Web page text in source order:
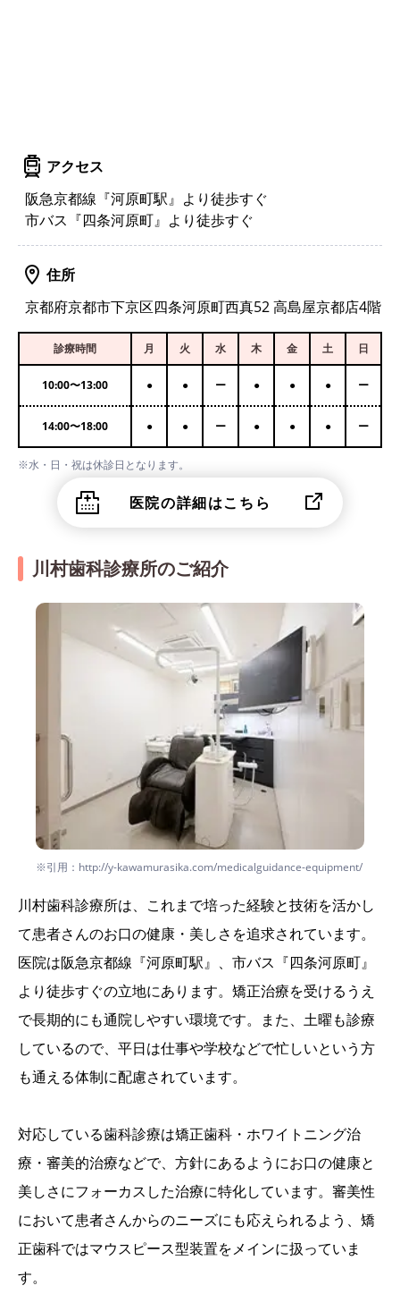
アクセス
阪急京都線『河原町駅』より徒歩すぐ
市バス『四条河原町』より徒歩すぐ
住所
京都府京都市下京区四条河原町西真52 高島屋京都店4階
診療時間 月 火 水 木 金 土 日
10:00〜13:00 ● ● ー ● ● ● ー
14:00〜18:00 ● ● ー ● ● ● ー
※水・日・祝は休診日となります。
医院の詳細はこちら
川村歯科診療所のご紹介
※引用：http://y-kawamurasika.com/medicalguidance-equipment/
川村歯科診療所は、これまで培った経験と技術を活かし
て患者さんのお口の健康・美しさを追求されています。
医院は阪急京都線『河原町駅』、市バス『四条河原町』
より徒歩すぐの立地にあります。矯正治療を受けるうえ
で長期的にも通院しやすい環境です。また、土曜も診療
しているので、平日は仕事や学校などで忙しいという方
も通える体制に配慮されています。
対応している歯科診療は矯正歯科・ホワイトニング治
療・審美的治療などで、方針にあるようにお口の健康と
美しさにフォーカスした治療に特化しています。審美性
において患者さんからのニーズにも応えられるよう、矯
正歯科ではマウスピース型装置をメインに扱っていま
す。